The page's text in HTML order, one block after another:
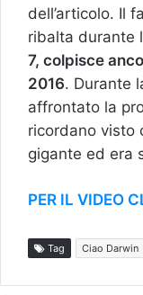
dell’articolo. Il
ribalta durante
7, colpisce
2016. Durante
affrontato la
ricordano visto
gigante ed era
PER IL VIDEO
Tag Ciao Darwin